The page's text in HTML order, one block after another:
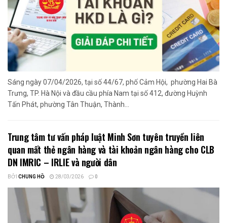
Sáng ngày 07/04/2026, tại số 44/67, phố Cảm Hội, phường Hai Bà
Trưng, TP. Hà Nội và đầu cầu phía Nam tại số 412, đường Huỳnh
Tấn Phát, phường Tân Thuận, Thành...
Trung tâm tư vấn pháp luật Minh Sơn tuyên truyền liên
quan mất thẻ ngân hàng và tài khoản ngân hàng cho CLB
DN IMRIC – IRLIE và người dân
BỞI CHUNG HỒ 28/03/2026 0